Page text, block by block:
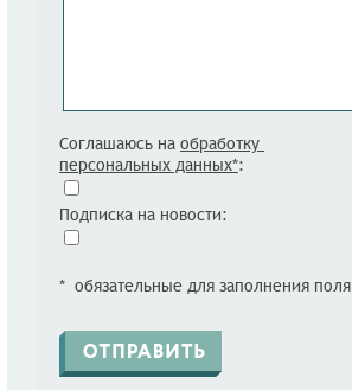
Соглашаюсь на обработку
персональных данных*:
Подписка на новости:
* обязательные для заполнения поля